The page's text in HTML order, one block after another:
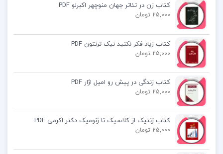
کتاب هنر نه گفتن دیمون زاهاریادس
کتاب بوستان سعدی تصحیح غلامحسین یوسفی
کتاب بررسی جریان های فکری معماری معاصر غرب
2000- 1960 امیر بانی مسعود
کتاب زن در تئاتر جهان منوچهر اکبرلو PDF
25,000 تومان
کتاب زیاد فکر نکنید نیک ترنتون PDF
25,000 تومان
کتاب زندگی در پیش رو امیل اژار PDF
25,000 تومان
کتاب ژنتیک از کلاسیک تا ژنومیک دکتر اکرمی PDF
25,000 تومان